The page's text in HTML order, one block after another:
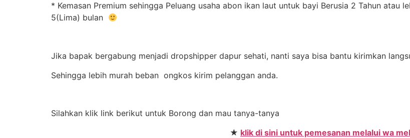
* Kemasan Premium sehingga Peluang usaha abon ikan laut untuk bayi Berusia 2 Tahun atau
5(Lima) bulan
Jika bapak bergabung menjadi dropshipper dapur sehati, nanti saya bisa bantu kirimkan
Sehingga lebih murah beban ongkos kirim pelanggan anda.
Silahkan klik link berikut untuk Borong dan mau tanya-tanya
★ klik di sini untuk pemesanan melalui wa